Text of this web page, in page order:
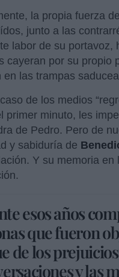
la propia fuerza
junto a las
labor de su portavoz,
cayeran por su propio
en las trampas
de los medios
primer minuto, les
de Pedro. Pero de
y sabiduría de
Y su memoria
esos años
que fueron
de los
y las